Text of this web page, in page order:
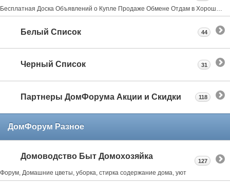
Белый Список 44
Черный Список 31
Партнеры ДомФорума Акции и Скидки 118
ДомФорум Разное
Домоводство Быт Домохозяйка
Форум, Домашние цветы, уборка, стирка содержание дома, уют
127